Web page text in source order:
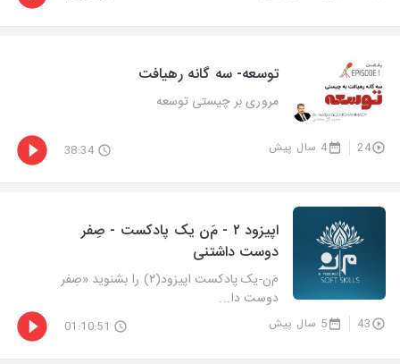
توسعه- سه گانه رهیافت
مروری بر چیستی توسعه
24 4 سال پیش 38:34
اپیزود ۲ - مَ‌ن یک پادکست - صِفر
دوست داشتنی
مَ‌ن-یک پادکست اپیزود(۲) را بشنوید «صِفر
دوست دا...
43 5 سال پیش 01:10:51